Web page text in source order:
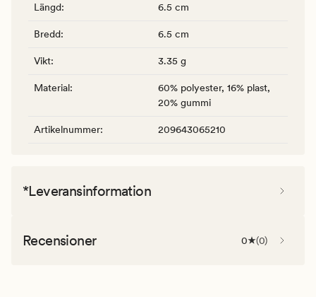
Längd: 6.5 cm
Bredd: 6.5 cm
Vikt: 3.35 g
Material:
60% polyester, 16% plast,
20% gummi
Artikelnummer: 209643065210
*Leveransinformation
Recensioner 0 (0)